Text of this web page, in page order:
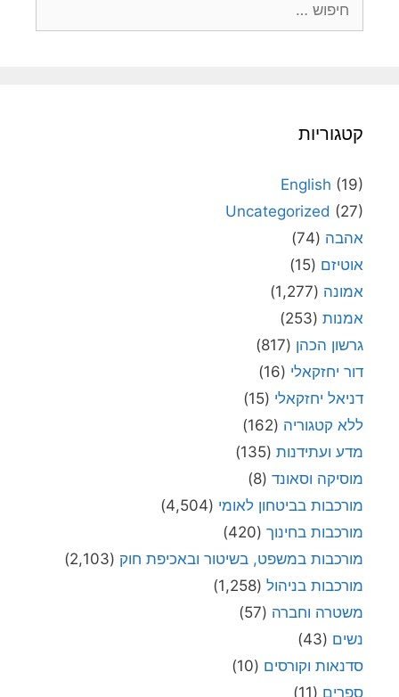
קטגוריות
English (19)
Uncategorized (27)
אהבה (74)
אוטיזם (15)
אמונה (1,277)
אמנות (253)
גרשון הכהן (817)
דור יחזקאלי (16)
דניאל יחזקאלי (15)
ללא קטגוריה (162)
מדע ועתידנות (135)
מוסיקה וסאונד (8)
מורכבות בביטחון לאומי (4,504)
מורכבות בחינוך (420)
מורכבות במשפט, בשיטור ובאכיפת חוק (2,103)
מורכבות בניהול (1,258)
משטרה וחברה (57)
נשים (43)
סדנאות וקורסים (10)
ספרים (11)